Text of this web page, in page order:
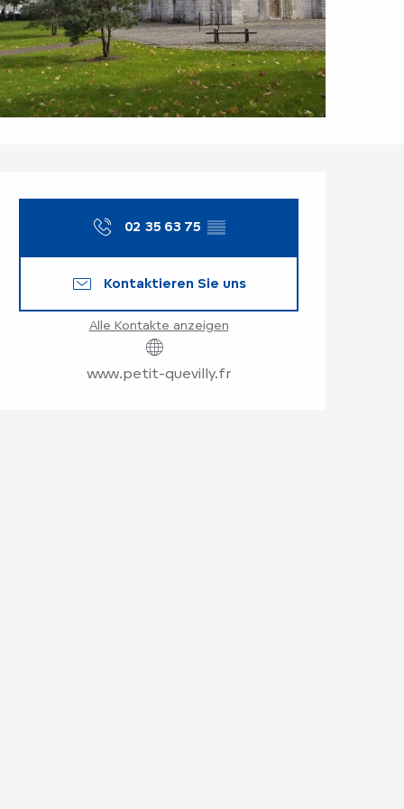
Öffnungszeiten &
02 35 63 75 ▒▒
Kontaktieren Sie uns
Alle Kontakte anzeigen
www.petit-quevilly.fr